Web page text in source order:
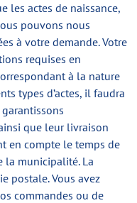
les actes de naissance,
pouvons nous
à votre demande. Votre
requises en
à la nature
types d’actes, il faudra
que leur livraison
en compte le temps de
la municipalité. La
postale. Vous avez
commandes ou de